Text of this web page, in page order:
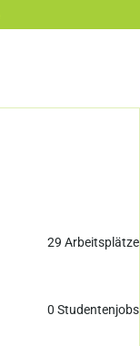
29 Arbeitsplätze
0 Studentenjobs